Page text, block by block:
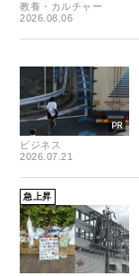
教養・カルチャー
2026.08.06
ビジネス
2026.07.21
急上昇